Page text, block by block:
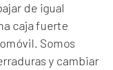
de igual
caja fuerte
Somos
y cambiar